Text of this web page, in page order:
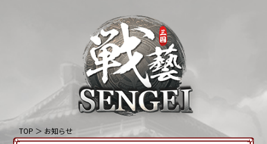
TOP ＞ お知らせ